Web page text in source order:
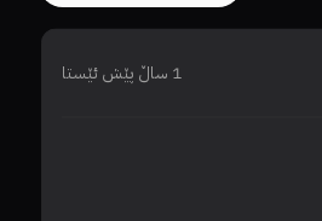
1 ساڵ پێش ئێستا